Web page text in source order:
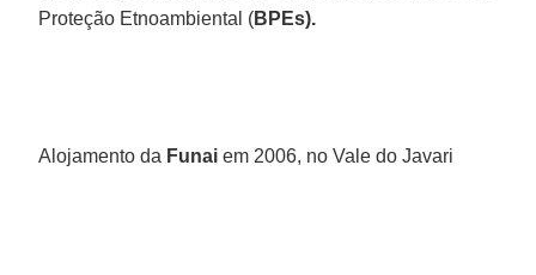
Proteção Etnoambiental (BPEs).
Alojamento da Funai em 2006, no Vale do Javari